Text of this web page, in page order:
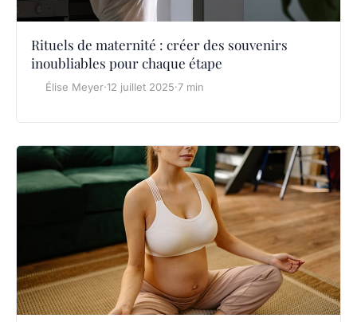
Rituels de maternité : créer des souvenirs
inoubliables pour chaque étape
Élise Meyer·12 juillet 2025·7 min